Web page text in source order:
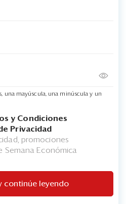
una mayúscula, una minúscula y un
y Condiciones
Privacidad
promociones
Semana Económica
continúe leyendo